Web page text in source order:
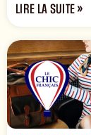
LIRE LA SUITE »